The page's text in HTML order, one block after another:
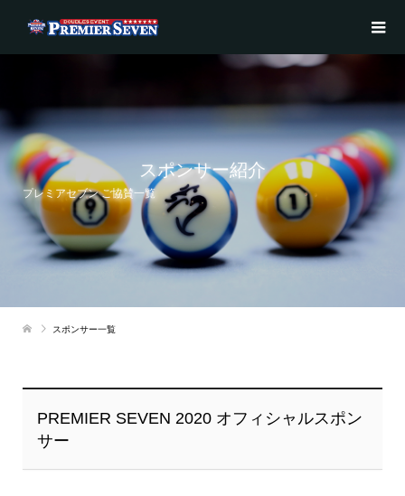
スポンサー紹介
プレミアセブン ご協賛一覧
スポンサー一覧
PREMIER SEVEN 2020 オフィシャルスポン
サー